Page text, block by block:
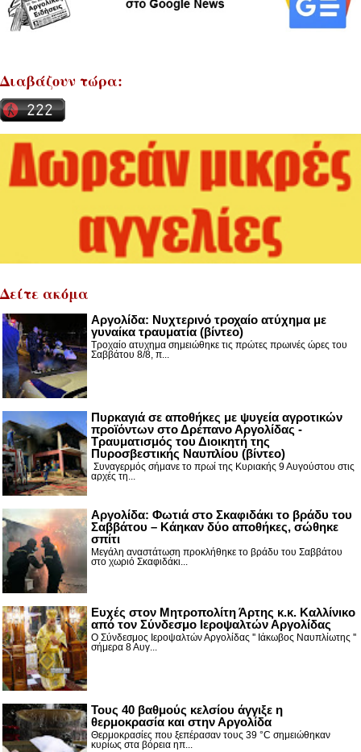
Διαβάζουν τώρα:
Δείτε ακόμα
Αργολίδα: Νυχτερινό τροχαίο ατύχημα με
γυναίκα τραυματία (βίντεο)
Τροχαίο ατυχημα σημειώθηκε τις πρώτες πρωινές ώρες του
Σαββάτου 8/8, π...
Πυρκαγιά σε αποθήκες με ψυγεία αγροτικών
προϊόντων στο Δρέπανο Αργολίδας -
Τραυματισμός του Διοικητή της
Πυροσβεστικής Ναυπλίου (βίντεο)
Συναγερμός σήμανε το πρωί της Κυριακής 9 Αυγούστου στις
αρχές τη...
Αργολίδα: Φωτιά στο Σκαφιδάκι το βράδυ του
Σαββάτου – Κάηκαν δύο αποθήκες, σώθηκε
σπίτι
Μεγάλη αναστάτωση προκλήθηκε το βράδυ του Σαββάτου
στο χωριό Σκαφιδάκι...
Ευχές στον Μητροπολίτη Άρτης κ.κ. Καλλίνικο
από τον Σύνδεσμο Ιεροψαλτών Αργολίδας
Ο Σύνδεσμος Ιεροψαλτών Αργολίδας '' Ιάκωβος Ναυπλίωτης ''
σήμερα 8 Αυγ...
Τους 40 βαθμούς κελσίου άγγιξε η
θερμοκρασία και στην Αργολίδα
Θερμοκρασίες που ξεπέρασαν τους 39 °C σημειώθηκαν
κυρίως στα βόρεια ηπ...